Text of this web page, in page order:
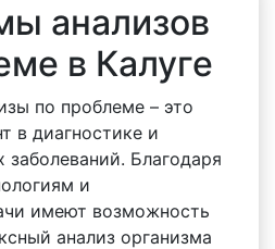
анализов
в Калуге
по проблеме – это
в диагностике и
заболеваний. Благодаря
и
имеют возможность
анализ организма